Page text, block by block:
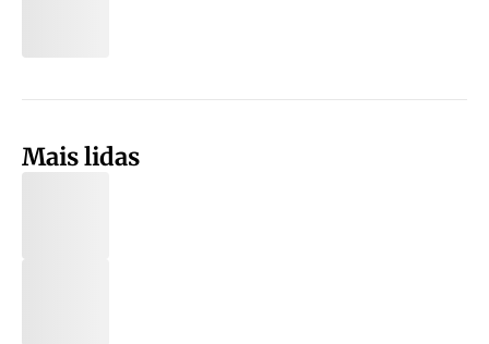
Mais lidas